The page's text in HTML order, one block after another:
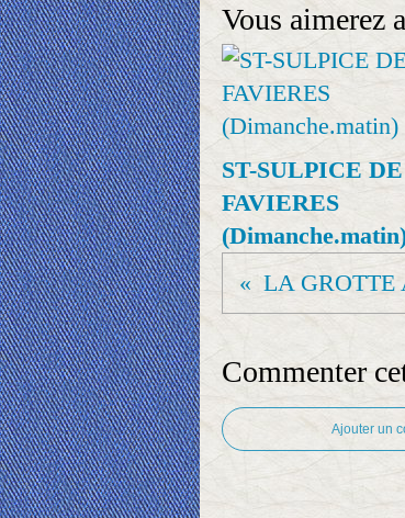
Vous aimerez
ST-SULPICE DE
FAVIERES
Commenter
Ajouter un